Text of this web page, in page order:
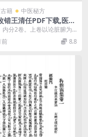
籍 中医秘方
错王清任PDF下载,医林
国版
内分2卷。上卷以论脏腑为
前人脏腑理论及其所绘脏
误。兼辨5...
前 8.8